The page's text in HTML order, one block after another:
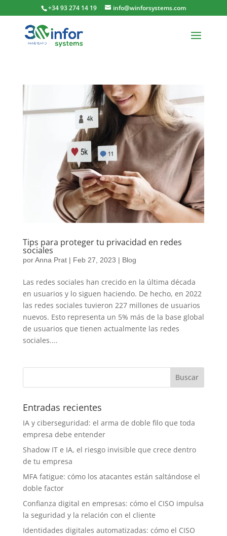
+34 93 274 14 19 info@winforsystems.com
Tips para proteger tu privacidad en redes
sociales
porAnna Prat| Feb 27, 2023 | Blog
Las redes sociales han crecido en la última década
en usuarios y lo siguen haciendo. De hecho, en 2022
las redes sociales tuvieron 227 millones de usuarios
nuevos. Esto representa un 5% más de la base global
de usuarios que tienen actualmente las redes
sociales....
Entradas recientes
IA y ciberseguridad: el arma de doble filo que toda
empresa debe entender
Shadow IT e IA, el riesgo invisible que crece dentro
de tu empresa
MFA fatigue: cómo los atacantes están saltándose el
doble factor
Confianza digital en empresas: cómo el CISO impulsa
la seguridad y la relación con el cliente
Identidades digitales automatizadas: cómo el CISO